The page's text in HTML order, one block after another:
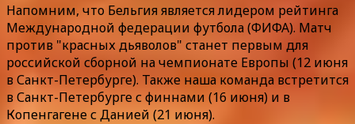
Напомним, что Бельгия является лидером рейтинга
Международной федерации футбола (ФИФА). Матч
против "красных дьяволов" станет первым для
российской сборной на чемпионате Европы (12 июня
в Санкт-Петербурге). Также наша команда встретится
в Санкт-Петербурге с финнами (16 июня) и в
Копенгагене с Данией (21 июня).